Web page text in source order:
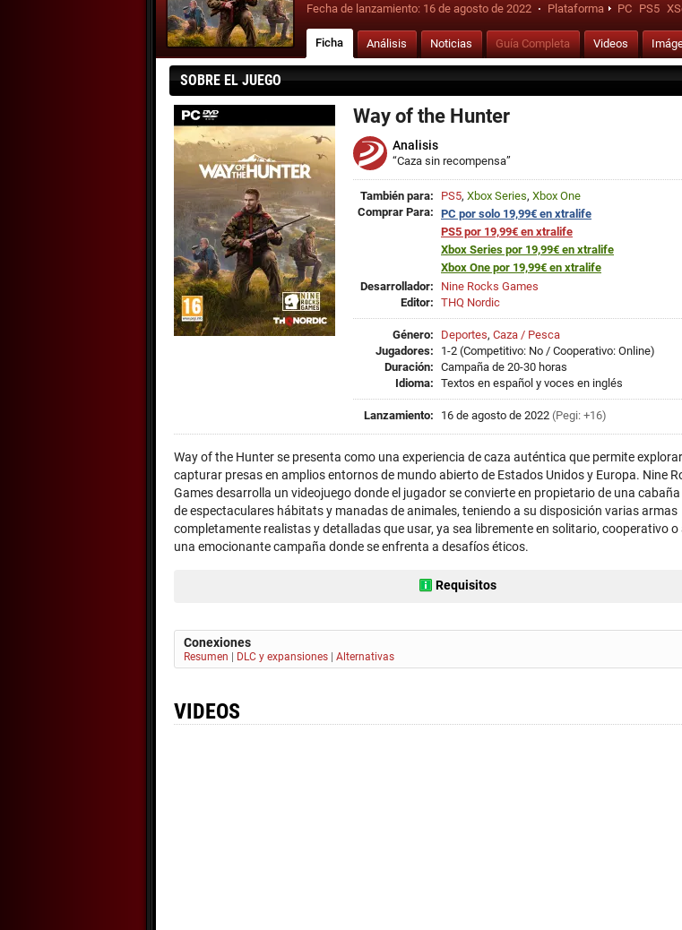
Fecha de lanzamiento: 16 de agosto de 2022 · Plataforma PC PS5
Ficha Análisis Noticias Guía Completa Videos
SOBRE EL JUEGO
Way of the Hunter
Analisis
“Caza sin recompensa”
También para: PS5, Xbox Series, Xbox One
Comprar Para: PC por solo 19,99€ en xtralife
PS5 por 19,99€ en xtralife
Xbox Series por 19,99€ en xtralife
Xbox One por 19,99€ en xtralife
Desarrollador:
Nine Rocks Games
Editor: THQ Nordic
Género: Deportes, Caza / Pesca
Jugadores:
1-2 (Competitivo: No / Cooperativo: Online)
Duración: Campaña de 20-30 horas
Idioma: Textos en español y voces en inglés
Lanzamiento: 16 de agosto de 2022 (Pegi: +16)
Way of the Hunter se presenta como una experiencia de caza auténtica que permite
capturar presas en amplios entornos de mundo abierto de Estados Unidos y Europa. Nine
Games desarrolla un videojuego donde el jugador se convierte en propietario de una
de espectaculares hábitats y manadas de animales, teniendo a su disposición varias armas
completamente realistas y detalladas que usar, ya sea libremente en solitario, cooperativo o
una emocionante campaña donde se enfrenta a desafíos éticos.
Requisitos
Conexiones
Resumen DLC y expansiones Alternativas
VIDEOS